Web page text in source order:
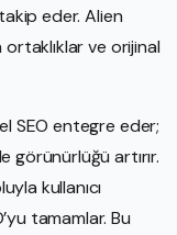
eder. Alien
ortaklıklar ve orijinal
SEO entegre eder;
artırır.
kullanıcı
tamamlar. Bu